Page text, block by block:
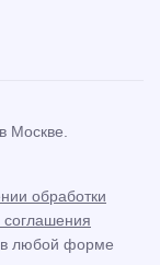
обработки
соглашения
в любой форме
в Москве.